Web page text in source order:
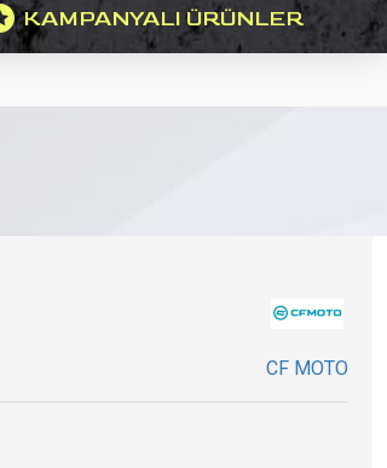
KAMPANYALI ÜRÜNLER
CF MOTO